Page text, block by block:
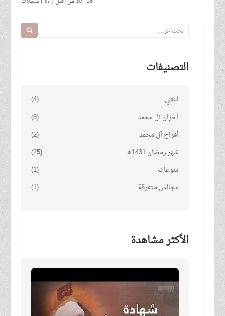
التصنيفات
النعي
(4)
أحزان آل محمد
(8)
أفراح آل محمد
(2)
شهر رمضان 1431هـ
(25)
منوعات
(1)
مجالس متفرقة
(1)
الأكثر مشاهدة